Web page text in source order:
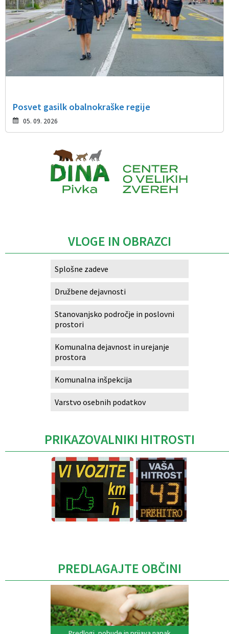
Posvet gasilk obalnokraške regije
05. 09. 2026
VLOGE IN OBRAZCI
Splošne zadeve
Družbene dejavnosti
Stanovanjsko področje in poslovni
prostori
Komunalna dejavnost in urejanje
prostora
Komunalna inšpekcija
Varstvo osebnih podatkov
PRIKAZOVALNIKI HITROSTI
PREDLAGAJTE OBČINI